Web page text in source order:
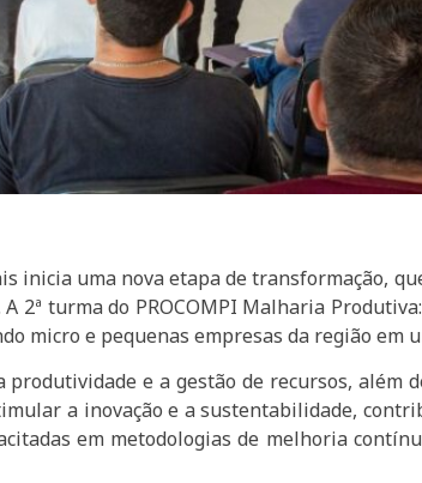
inicia uma nova etapa de transformação,
2ª turma do PROCOMPI Malharia
micro e pequenas empresas da região
e a gestão de recursos, além
a inovação e a sustentabilidade,
em metodologias de melhoria